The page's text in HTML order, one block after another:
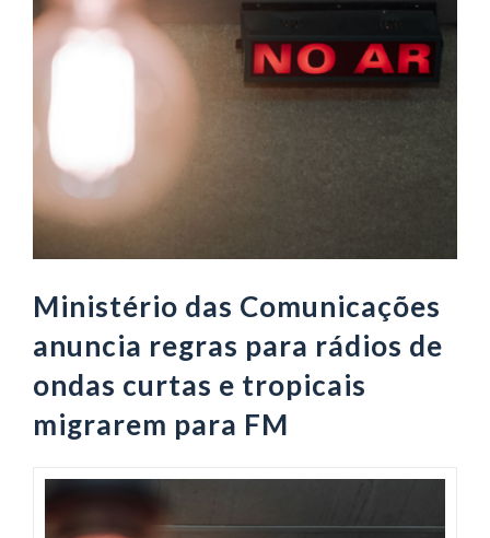
Ministério das Comunicações
anuncia regras para rádios de
ondas curtas e tropicais
migrarem para FM